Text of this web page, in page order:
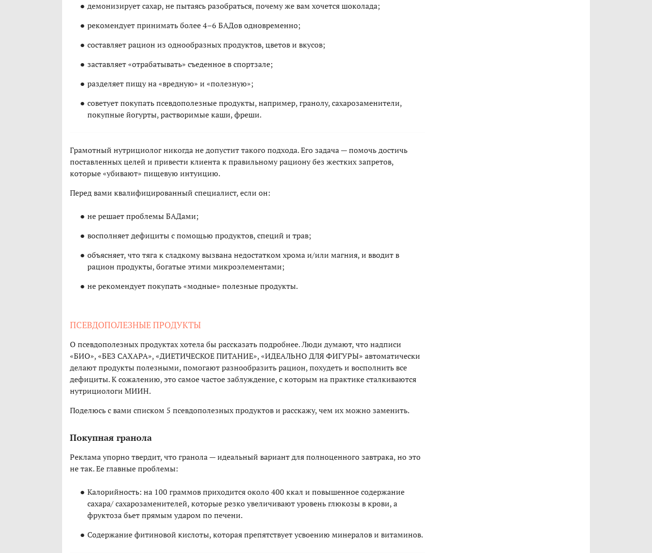
демонизирует сахар, не пытаясь разобраться, почему же вам хочется шоколада;
рекомендует принимать более 4–6 БАДов одновременно;
составляет рацион из однообразных продуктов, цветов и вкусов;
заставляет «отрабатывать» съеденное в спортзале;
разделяет пищу на «вредную» и «полезную»;
советует покупать псевдополезные продукты, например, гранолу, сахарозаменители,
покупные йогурты, растворимые каши, фреши.
Грамотный нутрициолог никогда не допустит такого подхода. Его задача — помочь достичь
поставленных целей и привести клиента к правильному рациону без жестких запретов,
которые «убивают» пищевую интуицию.
Перед вами квалифицированный специалист, если он:
не решает проблемы БАДами;
восполняет дефициты с помощью продуктов, специй и трав;
объясняет, что тяга к сладкому вызвана недостатком хрома и/или магния, и вводит в
рацион продукты, богатые этими микроэлементами;
не рекомендует покупать «модные» полезные продукты.
ПСЕВДОПОЛЕЗНЫЕ ПРОДУКТЫ
О псевдополезных продуктах хотела бы рассказать подробнее. Люди думают, что надписи
«БИО», «БЕЗ САХАРА», «ДИЕТИЧЕСКОЕ ПИТАНИЕ», «ИДЕАЛЬНО ДЛЯ ФИГУРЫ» автоматически
делают продукты полезными, помогают разнообразить рацион, похудеть и восполнить все
дефициты. К сожалению, это самое частое заблуждение, с которым на практике сталкиваются
нутрициологи МИИН.
Поделюсь с вами списком 5 псевдополезных продуктов и расскажу, чем их можно заменить.
Покупная гранола
Реклама упорно твердит, что гранола — идеальный вариант для полноценного завтрака, но это
не так. Ее главные проблемы:
Калорийность: на 100 граммов приходится около 400 ккал и повышенное содержание
сахара/ сахарозаменителей, которые резко увеличивают уровень глюкозы в крови, а
фруктоза бьет прямым ударом по печени.
Содержание фитиновой кислоты, которая препятствует усвоению минералов и витаминов.